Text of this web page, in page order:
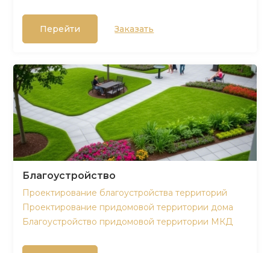
Перейти Заказать
Благоустройство
Проектирование благоустройства территорий
Проектирование придомовой территории дома
Благоустройство придомовой территории МКД